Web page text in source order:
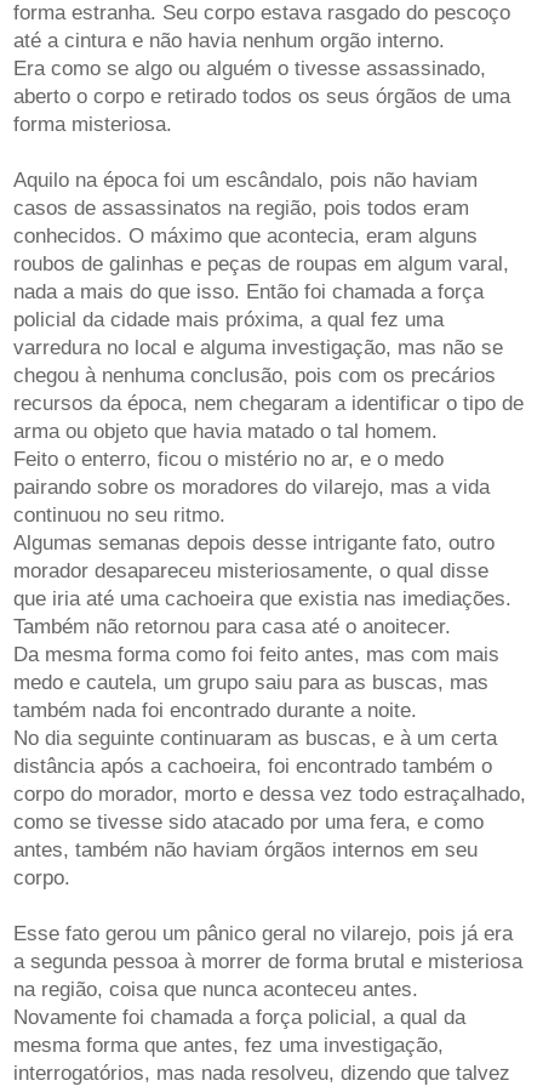
forma estranha. Seu corpo estava rasgado do pescoço
até a cintura e não havia nenhum orgão interno.
Era como se algo ou alguém o tivesse assassinado,
aberto o corpo e retirado todos os seus órgãos de uma
forma misteriosa.
Aquilo na época foi um escândalo, pois não haviam
casos de assassinatos na região, pois todos eram
conhecidos. O máximo que acontecia, eram alguns
roubos de galinhas e peças de roupas em algum varal,
nada a mais do que isso. Então foi chamada a força
policial da cidade mais próxima, a qual fez uma
varredura no local e alguma investigação, mas não se
chegou à nenhuma conclusão, pois com os precários
recursos da época, nem chegaram a identificar o tipo de
arma ou objeto que havia matado o tal homem.
Feito o enterro, ficou o mistério no ar, e o medo
pairando sobre os moradores do vilarejo, mas a vida
continuou no seu ritmo.
Algumas semanas depois desse intrigante fato, outro
morador desapareceu misteriosamente, o qual disse
que iria até uma cachoeira que existia nas imediações.
Também não retornou para casa até o anoitecer.
Da mesma forma como foi feito antes, mas com mais
medo e cautela, um grupo saiu para as buscas, mas
também nada foi encontrado durante a noite.
No dia seguinte continuaram as buscas, e à um certa
distância após a cachoeira, foi encontrado também o
corpo do morador, morto e dessa vez todo estraçalhado,
como se tivesse sido atacado por uma fera, e como
antes, também não haviam órgãos internos em seu
corpo.
Esse fato gerou um pânico geral no vilarejo, pois já era
a segunda pessoa à morrer de forma brutal e misteriosa
na região, coisa que nunca aconteceu antes.
Novamente foi chamada a força policial, a qual da
mesma forma que antes, fez uma investigação,
interrogatórios, mas nada resolveu, dizendo que talvez